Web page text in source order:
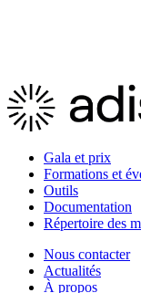
Gala et prix
Formations et
Outils
Documentation
Répertoire des
Nous contacter
Actualités
À propos